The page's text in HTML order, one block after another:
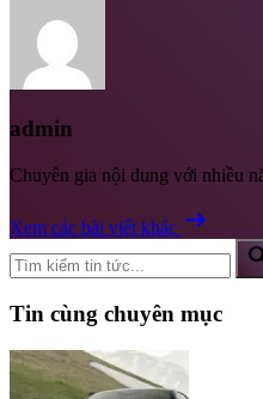
admin
Chuyên gia nội dung với nhiều
Xem các bài viết khác arrow_right_alt
Tin cùng chuyên mục